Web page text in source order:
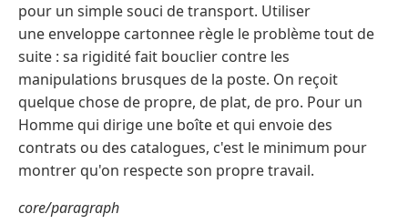
pour un simple souci de transport. Utiliser
une enveloppe cartonnee règle le problème tout de
suite : sa rigidité fait bouclier contre les
manipulations brusques de la poste. On reçoit
quelque chose de propre, de plat, de pro. Pour un
Homme qui dirige une boîte et qui envoie des
contrats ou des catalogues, c'est le minimum pour
montrer qu'on respecte son propre travail.
core/paragraph